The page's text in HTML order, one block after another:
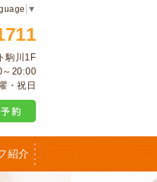
▼
駒川1F
20:00
・祝日
紹介